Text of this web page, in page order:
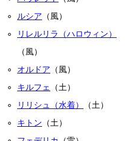
ルシア （風）
リレルリラ（ハロウィン）
（風）
オルドア （風）
キルフェ
（土）
リリシュ（水着）
（土）
キトン （土）